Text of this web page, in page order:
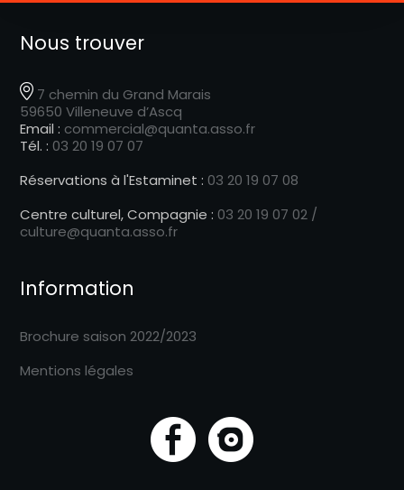
Nous trouver
7 chemin du Grand Marais
59650 Villeneuve d’Ascq
Email : commercial@quanta.asso.fr
Tél. : 03 20 19 07 07
Réservations à l'Estaminet :03 20 19 07 08
Centre culturel, Compagnie :03 20 19 07 02 /
culture@quanta.asso.fr
Information
Brochure saison 2022/2023
Mentions légales